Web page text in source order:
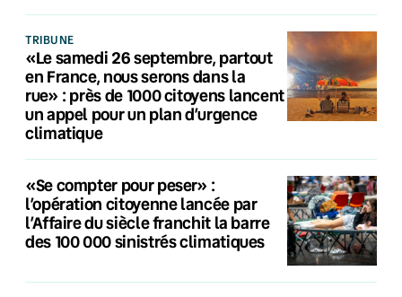
TRIBUNE
«Le samedi 26 septembre, partout
en France, nous serons dans la
rue» : près de 1000 citoyens lancent
un appel pour un plan d’urgence
climatique
«Se compter pour peser» :
l’opération citoyenne lancée par
l’Affaire du siècle franchit la barre
des 100 000 sinistrés climatiques